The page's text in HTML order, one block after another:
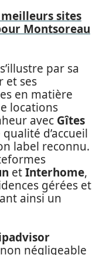
sites
Montsoreau
s’illustre par sa
et ses
en matière
locations
avec Gîtes
d’accueil
label reconnu.
etInterhome,
gérées et
ainsi un
négligeable